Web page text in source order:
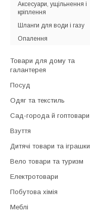
Аксесуари, ущільнення і
кріплення
Шланги для води і газу
Опалення
Товари для дому та
галантерея
Посуд
Одяг та текстиль
Сад-города й гоптовари
Взуття
Дитячі товари та іграшки
Вело товари та туризм
Електротовари
Побутова хімія
Меблі